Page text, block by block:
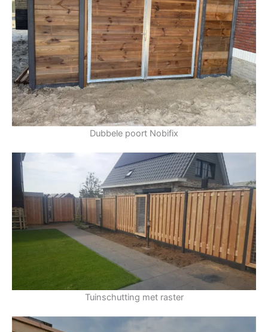
Dubbele poort Nobifix
Tuinschutting met raster